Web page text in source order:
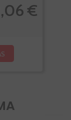
€